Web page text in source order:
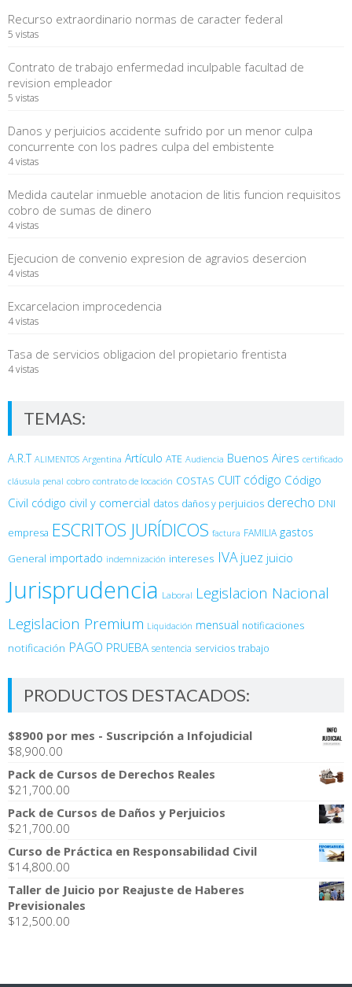
Recurso extraordinario normas de caracter federal
5 vistas
Contrato de trabajo enfermedad inculpable facultad de
revision empleador
5 vistas
Danos y perjuicios accidente sufrido por un menor culpa
concurrente con los padres culpa del embistente
4 vistas
Medida cautelar inmueble anotacion de litis funcion requisitos
cobro de sumas de dinero
4 vistas
Ejecucion de convenio expresion de agravios desercion
4 vistas
Excarcelacion improcedencia
4 vistas
Tasa de servicios obligacion del propietario frentista
4 vistas
TEMAS:
A.R.T ALIMENTOS Argentina Artículo ATE Audiencia Buenos Aires certificado
cláusula penal cobro contrato de locación COSTAS CUIT código Código
Civil código civil y comercial datos daños y perjuicios derecho DNI
empresa ESCRITOS JURÍDICOS factura FAMILIA gastos
General importado indemnización intereses IVA juez juicio
Jurisprudencia Laboral Legislacion Nacional
Legislacion Premium Liquidación mensual notificaciones
notificación PAGO PRUEBA sentencia servicios trabajo
PRODUCTOS DESTACADOS:
$8900 por mes - Suscripción a Infojudicial
$8,900.00
Pack de Cursos de Derechos Reales
$21,700.00
Pack de Cursos de Daños y Perjuicios
$21,700.00
Curso de Práctica en Responsabilidad Civil
$14,800.00
Taller de Juicio por Reajuste de Haberes
Previsionales
$12,500.00